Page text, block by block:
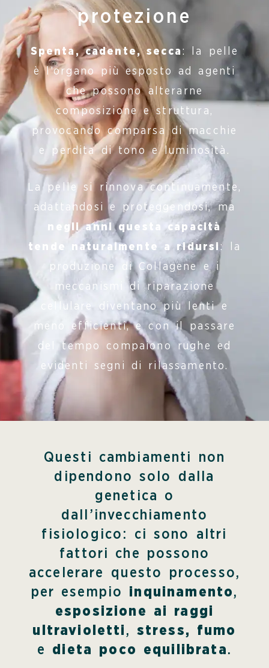
protezione
Spenta, cadente, secca : la pelle
è l’organo più esposto ad agenti
che possono alterarne
composizione e struttura,
provocando comparsa di macchie
e perdita di tono e luminosità.
La pelle si rinnova continuamente,
adattandosi e proteggendosi, ma
negli anni questa capacità
tende naturalmente a ridursi : la
produzione di Collagene e i
meccanismi di riparazione
cellulare diventano più lenti e
meno efficienti, e con il passare
del tempo compaiono rughe ed
evidenti segni di rilassamento.
Questi cambiamenti non
dipendono solo dalla
genetica o
dall’invecchiamento
fisiologico: ci sono altri
fattori che possono
accelerare questo processo,
per esempio inquinamento,
esposizione ai raggi
ultravioletti , stress, fumo
e dieta poco equilibrata.